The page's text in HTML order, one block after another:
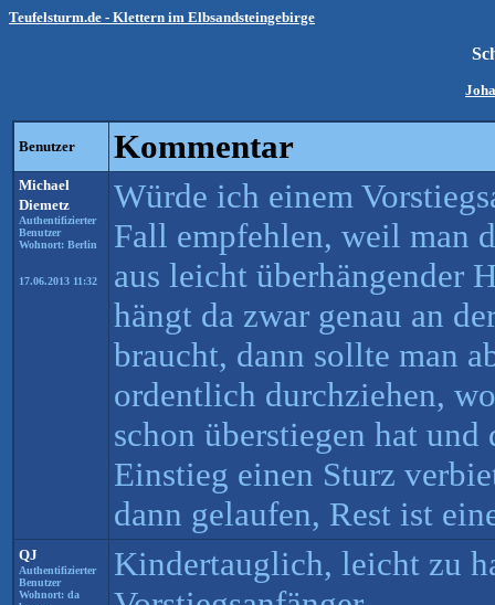
Teufelsturm.de - Klettern im Elbsandsteingebirge
Benutzer Kommentar
Michael
Diemetz
Authentifizierter
Benutzer
Wohnort: Berlin
17.06.2013 11:32
Würde ich einem
Fall empfehlen, weil man
aus leicht überhängender
hängt da zwar genau an
braucht, dann sollte man
ordentlich durchziehen,
schon überstiegen hat
Einstieg einen Sturz
dann gelaufen, Rest ist
QJ
Authentifizierter
Benutzer
Wohnort: da
Kindertauglich, leicht zu